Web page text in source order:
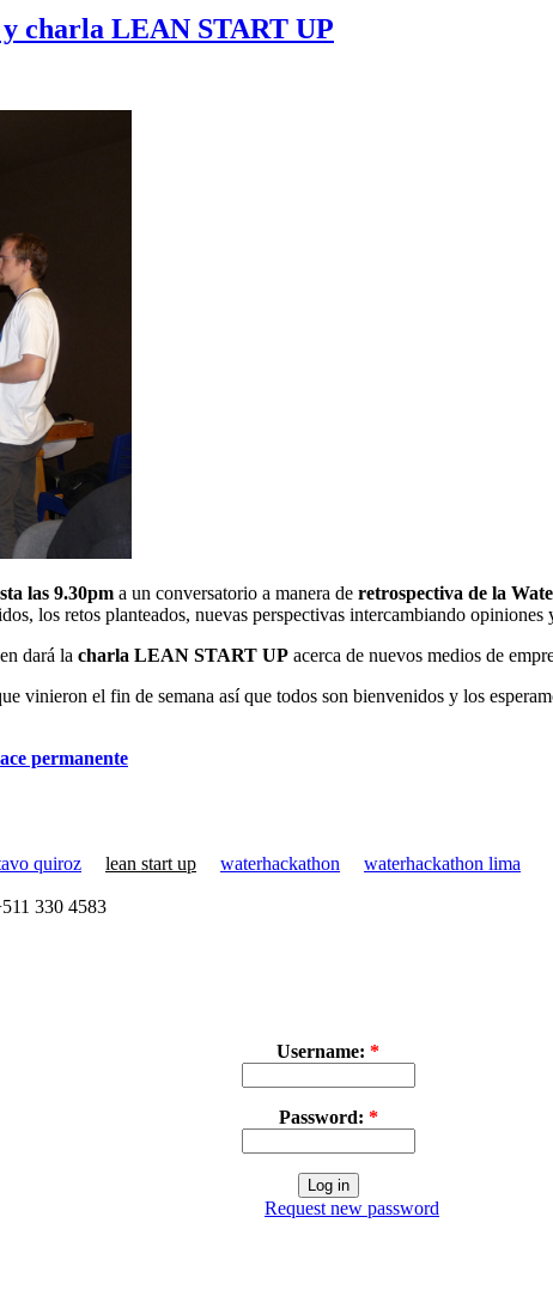
charla LEAN START UP
las 9.30pm a un conversatorio a manera de retrospectiva de la
los retos planteados, nuevas perspectivas intercambiando opiniones
dará la charla LEAN START UP acerca de nuevos medios de
vinieron el fin de semana así que todos son bienvenidos y los
permanente
quiroz lean start up waterhackathon waterhackathon lima
330 4583
Username: *
Password: *
Request new password